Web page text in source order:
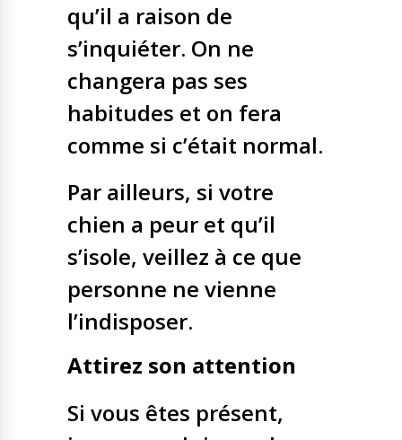
qu’il a raison de
s’inquiéter. On ne
changera pas ses
habitudes et on fera
comme si c’était normal.
Par ailleurs, si votre
chien a peur et qu’il
s’isole, veillez à ce que
personne ne vienne
l’indisposer.
Attirez son attention
Si vous êtes présent,